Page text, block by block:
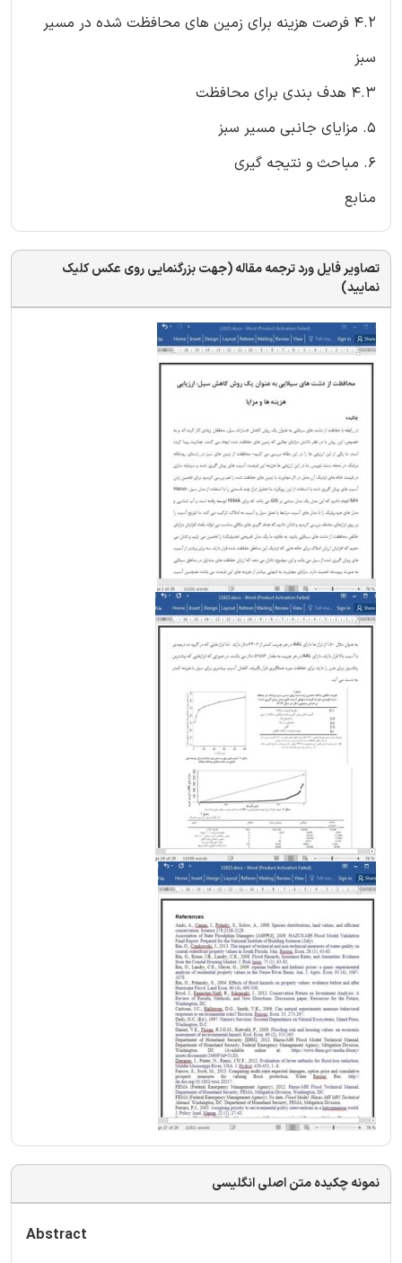
4.2 فرصت هزینه برای زمین های محافظت شده در مسیر
سبز
4.3 هدف بندی برای محافظت
5. مزایای جانبی مسیر سبز
6. مباحث و نتیجه گیری
منابع
تصاویر فایل ورد ترجمه مقاله (جهت بزرگنمایی روی عکس کلیک
نمایید)
نمونه چکیده متن اصلی انگلیسی
Abstract